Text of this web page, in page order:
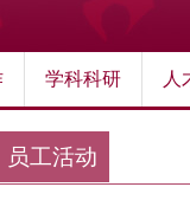
学科科研 人
员工活动